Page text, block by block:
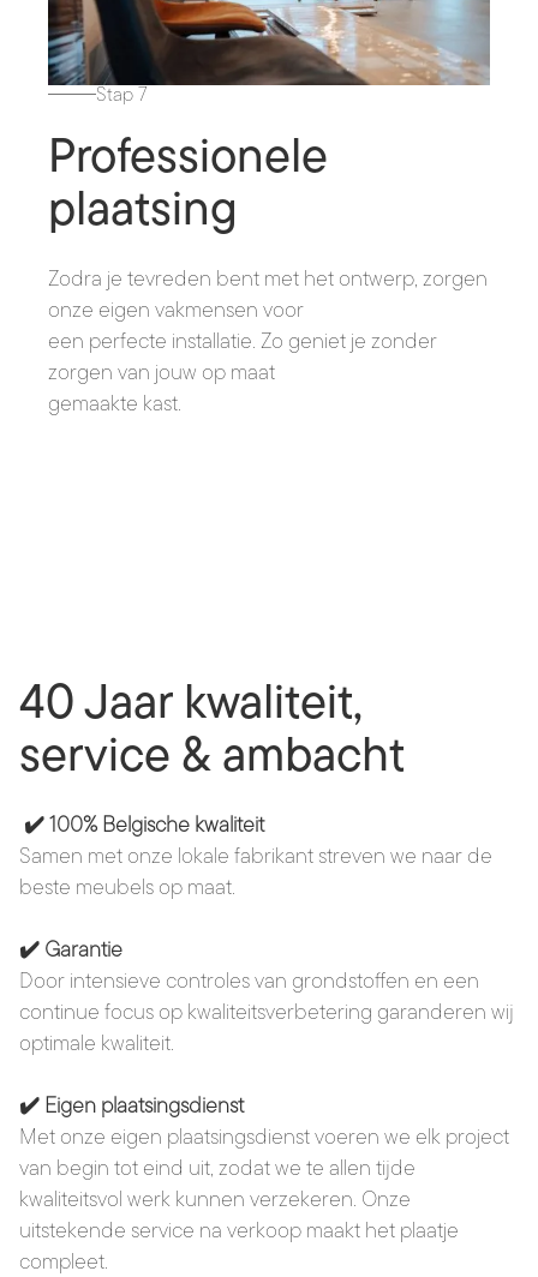
Stap 7
Professionele
plaatsing
Zodra je tevreden bent met het ontwerp, zorgen
onze eigen vakmensen voor
een perfecte installatie. Zo geniet je zonder
zorgen van jouw op maat
gemaakte kast.
40 Jaar kwaliteit,
service & ambacht
✔️ 100% Belgische kwaliteit
Samen met onze lokale fabrikant streven we naar de
beste meubels op maat.
✔️ Garantie
Door intensieve controles van grondstoffen en een
continue focus op kwaliteitsverbetering garanderen wij
optimale kwaliteit.
✔️ Eigen plaatsingsdienst
Met onze eigen plaatsingsdienst voeren we elk project
van begin tot eind uit, zodat we te allen tijde
kwaliteitsvol werk kunnen verzekeren. Onze
uitstekende service na verkoop maakt het plaatje
compleet.